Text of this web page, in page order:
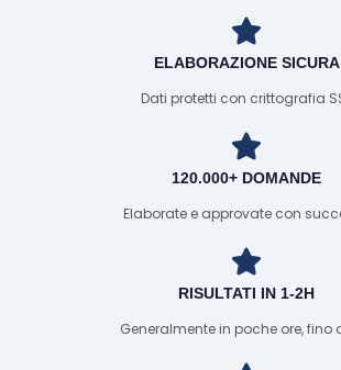
ELABORAZIONE SICURA
Dati protetti con crittografia
120.000+ DOMANDE
Elaborate e approvate con
RISULTATI IN 1-2H
Generalmente in poche ore, fino